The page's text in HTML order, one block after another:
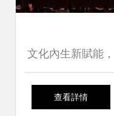
文化內生新賦能，
課程再造育未來
查看詳情